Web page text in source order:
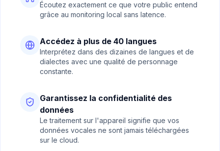
Écoutez exactement ce que votre public entend
grâce au monitoring local sans latence.
Accédez à plus de 40 langues
Interprétez dans des dizaines de langues et de
dialectes avec une qualité de personnage
constante.
Garantissez la confidentialité des
données
Le traitement sur l'appareil signifie que vos
données vocales ne sont jamais téléchargées
sur le cloud.